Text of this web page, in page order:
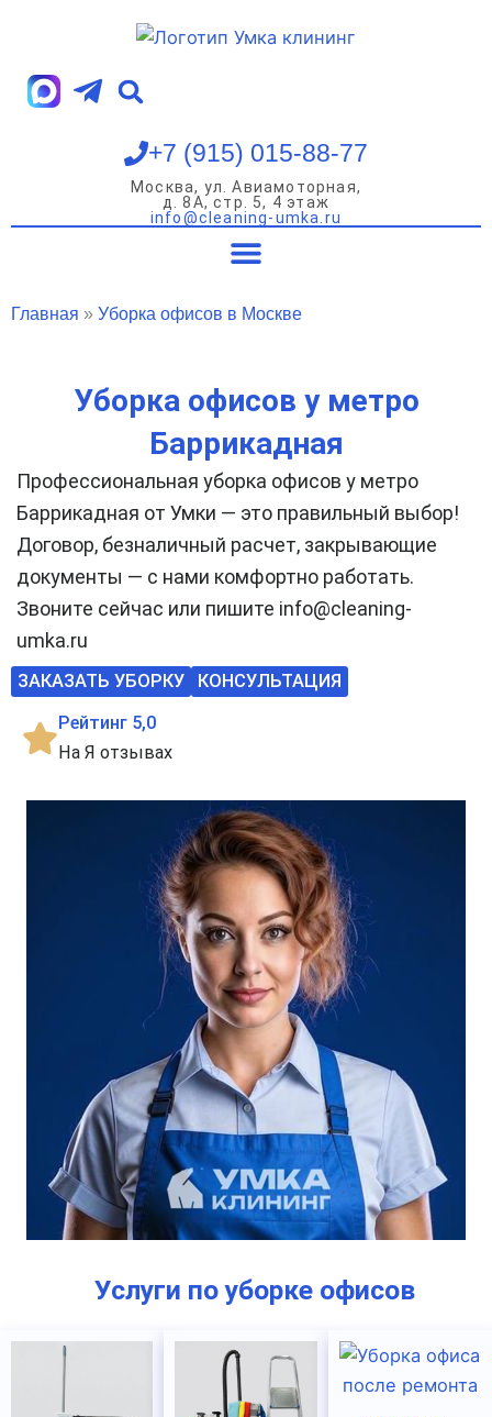
содержимому
+7 (915) 015-88-77
Москва, ул. Авиамоторная,
д. 8А, стр. 5, 4 этаж
info@cleaning-umka.ru
Главная » Уборка офисов в Москве
Уборка офисов у метро
Баррикадная
Профессиональная уборка офисов у метро
Баррикадная от Умки — это правильный выбор!
Договор, безналичный расчет, закрывающие
документы — с нами комфортно работать.
Звоните сейчас или пишите info@cleaning-
umka.ru
ЗАКАЗАТЬ УБОРКУ
КОНСУЛЬТАЦИЯ
Рейтинг 5,0
На Я отзывах
Услуги по уборке офисов